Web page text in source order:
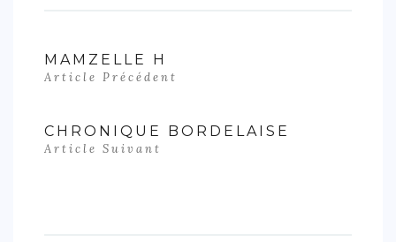
MAMZELLE H
Article Précédent
CHRONIQUE BORDELAISE
Article Suivant